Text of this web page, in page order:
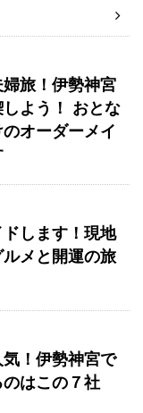
旅！伊勢神宮
よう！ おとな
オーダーメイ
します！現地
メと開運の旅
！伊勢神宮で
はこの７社